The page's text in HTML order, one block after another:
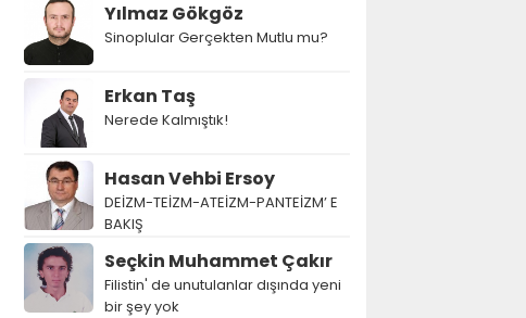
Yılmaz Gökgöz
Sinoplular Gerçekten Mutlu mu?
Erkan Taş
Nerede Kalmıştık!
Hasan Vehbi Ersoy
DEİZM-TEİZM-ATEİZM-PANTEİZM’ E
BAKIŞ
Seçkin Muhammet Çakır
Filistin' de unutulanlar dışında yeni
bir şey yok